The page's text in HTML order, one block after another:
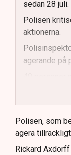
sedan 28 juli.
Polisen
aktionerna.
agerande på
40 personer
Polisen
för att
Samtidigt är
att navigera
Polisen, som
agera
Rickard